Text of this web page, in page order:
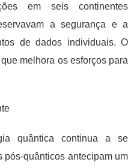
em seis continentes
a segurança e a
de dados individuais. O
melhora os esforços para
quântica continua a se
pós-quânticos antecipam um